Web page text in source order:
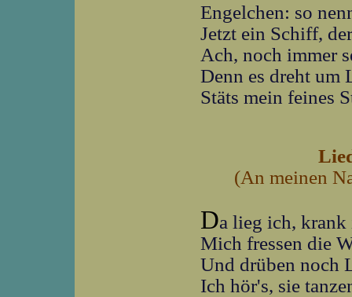
Engelchen: so
Jetzt ein Schiff,
Ach, noch immer
Denn es dreht um
Stäts mein feines
(An meinen
Da lieg ich, krank
Mich fressen die
Und drüben noch
Ich hör's, sie